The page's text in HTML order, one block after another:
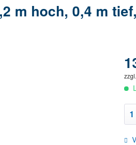
m hoch, 0,4 m